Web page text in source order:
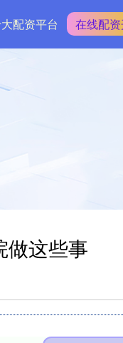
配资平台 在线配
做这些事